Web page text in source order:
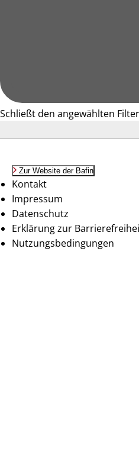
Schließt den angewählten
Zur Website der Bafin
Kontakt
Impressum
Datenschutz
Erklärung zur
Nutzungsbedingungen